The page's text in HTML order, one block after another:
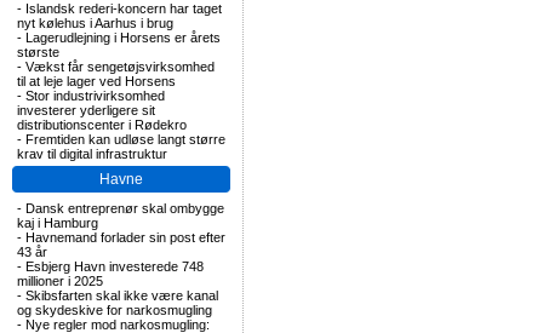
- Islandsk rederi-koncern har taget
nyt kølehus i Aarhus i brug
- Lagerudlejning i Horsens er årets
største
- Vækst får sengetøjsvirksomhed
til at leje lager ved Horsens
- Stor industrivirksomhed
investerer yderligere sit
distributionscenter i Rødekro
- Fremtiden kan udløse langt større
krav til digital infrastruktur
Havne
- Dansk entreprenør skal ombygge
kaj i Hamburg
- Havnemand forlader sin post efter
43 år
- Esbjerg Havn investerede 748
millioner i 2025
- Skibsfarten skal ikke være kanal
og skydeskive for narkosmugling
- Nye regler mod narkosmugling: